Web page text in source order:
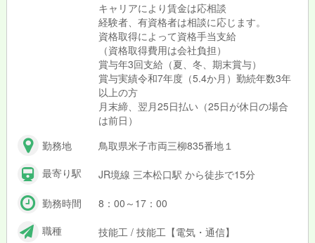
キャリアにより賃金は応相談
経験者、有資格者は相談に応じます。
資格取得によって資格手当支給
（資格取得費用は会社負担）
賞与年3回支給（夏、冬、期末賞与）
賞与実績令和7年度（5.4か月）勤続年数3年
以上の方
月末締、翌月25日払い（25日が休日の場合
は前日）
勤務地
鳥取県米子市両三柳835番地１
最寄り駅
JR境線 三本松口駅 から徒歩で15分
勤務時間
8：00～17：00
職種
技能工 / 技能工【電気・通信】